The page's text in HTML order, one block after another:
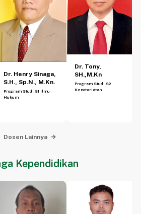
pemerintah, pihak swasta dan
Dr. Henry Sinaga,
S.H., Sp.N., M.Kn.
Program Studi S1 Ilmu
Hukum
Dr. Tony,
SH.,M.Kn
Program Studi S2
Kenotariatan
Dosen Lainnya
Kependidikan